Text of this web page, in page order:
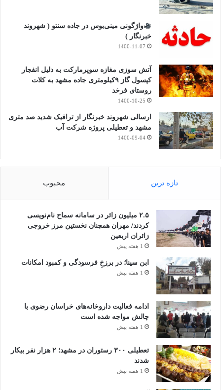
واژگونی مینی‌بوس در جاده سنتو ( شهروند
خبرنگار )
1400-11-07
آتش سوزی مغازه سوپرمارکت به دلیل انفجار
کپسول گاز ۹کیلومتری جاده مشهد به کلات
روستای فرخد
1400-10-25
ارسالی شهروند خبرنگار از ترافیک شدید صد متری
مشهد و تعطیلی پروژه شرکت آب
1400-09-04
تازه ترین محبوب
۲.۵ میلیون زائر در سامانه سماح نام‌نویسی
کردند/ مهران همچنان نخستین مرز خروجی
زائران اربعین
1 هفته پیش
ابن سینا؛ در برزخِ فرسودگی و کمبود امکانات
1 هفته پیش
ادامه فعالیت داروخانه‌های خراسان رضوی با
چالش مواجه شده است
1 هفته پیش
تعطیلی ۳۰۰ رستوران در مشهد؛ ۲ هزار نفر بیکار
شدند
1 هفته پیش